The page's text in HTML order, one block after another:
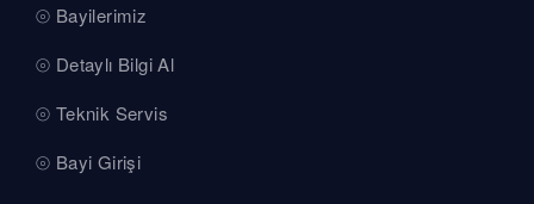
Bayilerimiz
Detaylı Bilgi Al
Teknik Servis
Bayi Girişi